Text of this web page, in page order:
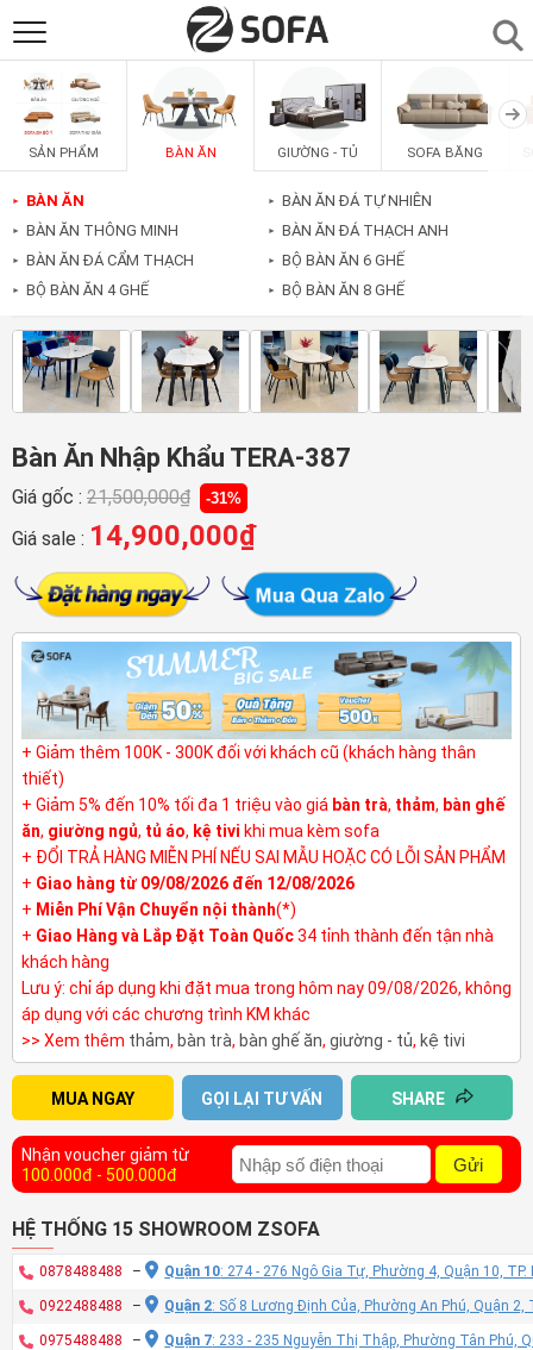
SẢN PHẨM
SOFAS
PHÒNG ĂN
PHÒNG KHÁCH ▼
LIÊN HỆ
SẢN PHẨM BÀN ĂN GIƯỜNG - TỦ SOFA BĂNG
► BÀN ĂN
► BÀN ĂN THÔNG MINH
► BÀN ĂN ĐÁ TỰ NHIÊN
► BÀN ĂN ĐÁ THẠCH ANH
► BÀN ĂN ĐÁ CẨM THẠCH
► BỘ BÀN ĂN 4 GHẾ
► BỘ BÀN ĂN 6 GHẾ
► BỘ BÀN ĂN 8 GHẾ
Bàn Ăn Nhập Khẩu TERA-387
Giá gốc : 21,500,000₫ -31%
Giá sale : 14,900,000₫
+ Giảm thêm 100K - 300K đối với khách cũ (khách hàng thân
thiết)
+ Giảm 5% đến 10% tối đa 1 triệu vào giá bàn trà, thảm, bàn ghế
ăn, giường ngủ, tủ áo, kệ tivi khi mua kèm sofa
+ ĐỔI TRẢ HÀNG MIỄN PHÍ NẾU SAI MẪU HOẶC CÓ LỖI SẢN PHẨM
+ Giao hàng từ 09/08/2026 đến 12/08/2026
+ Miễn Phí Vận Chuyển nội thành(*)
+ Giao Hàng và Lắp Đặt Toàn Quốc34 tỉnh thành đến tận nhà
khách hàng
Lưu ý: chỉ áp dụng khi đặt mua trong hôm nay 09/08/2026, không
áp dụng với các chương trình KM khác
>> Xem thêm thảm, bàn trà, bàn ghế ăn, giường - tủ, kệ tivi
MUA NGAY GỌI LẠI TƯ VẤN SHARE
Nhận voucher giảm từ
100.000đ - 500.000đ
Gửi
HỆ THỐNG 15 SHOWROOM ZSOFA
0878488488 – Quận 10: 274 - 276 Ngô Gia Tự, Phường 4, Quận 10, TP.
0922488488 – Quận 2: Số 8 Lương Định Của, Phường An Phú, Quận 2,
0975488488 – Quận 7: 233 - 235 Nguyễn Thị Thập, Phường Tân Phú,